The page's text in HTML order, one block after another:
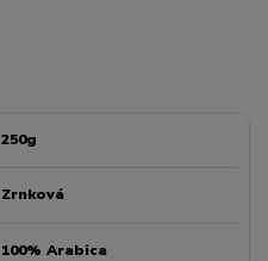
250g
Zrnková
100% Arabica